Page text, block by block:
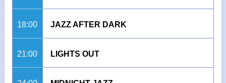
18:00 JAZZ AFTER DARK
21:00 LIGHTS OUT